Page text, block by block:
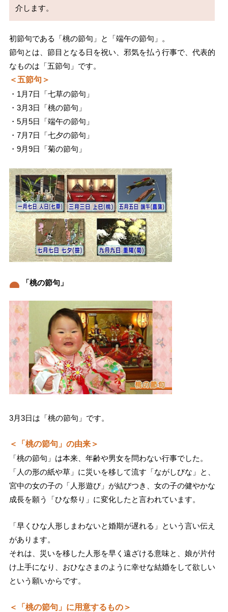
初節句である「桃の節句」と「端午の節句」。
節句とは、節目となる日を祝い、邪気を払う行事で、代表的
なものは「五節句」です。
＜五節句＞
・1月7日「七草の節句」
・3月3日「桃の節句」
・5月5日「端午の節句」
・7月7日「七夕の節句」
・9月9日「菊の節句」
「桃の節句」
3月3日は「桃の節句」です。
＜「桃の節句」の由来＞
「桃の節句」は本来、年齢や男女を問わない行事でした。
「人の形の紙や草」に災いを移して流す「ながしびな」と、
宮中の女の子の「人形遊び」が結びつき、女の子の健やかな
成長を願う「ひな祭り」に変化したと言われています。
「早くひな人形しまわないと婚期が遅れる」という言い伝え
があります。
それは、災いを移した人形を早く遠ざける意味と、娘が片付
け上手になり、おひなさまのように幸せな結婚をして欲しい
という願いからです。
＜「桃の節句」に用意するもの＞